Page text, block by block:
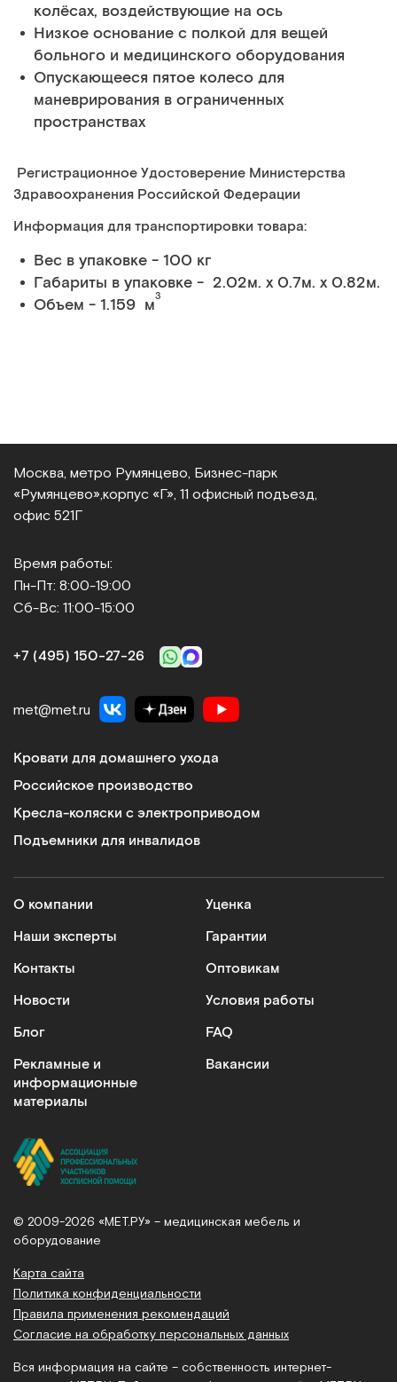
колёсах, воздействующие на ось
Низкое основание с полкой для вещей
больного и медицинского оборудования
Опускающееся пятое колесо для
маневрирования в ограниченных
пространствах
Регистрационное Удостоверение Министерства
Здравоохранения Российской Федерации
Информация для транспортировки товара:
Вес в упаковке - 100 кг
Габариты в упаковке - 2.02м. x 0.7м. x 0.82м.
Объем - 1.159 м3
Москва, метро Румянцево, Бизнес‑парк
«Румянцево», корпус «Г», 11 офисный подъезд,
офис 521Г
Время работы:
Пн-Пт: 8:00-19:00
Сб-Вс: 11:00-15:00
+7 (495) 150‑27‑26
met@met.ru
Кровати для домашнего ухода
Российское производство
Кресла-коляски с электроприводом
Подъемники для инвалидов
О компании
Наши эксперты
Контакты
Новости
Блог
Рекламные и
информационные
материалы
Уценка
Гарантии
Оптовикам
Условия работы
FAQ
Вакансии
© 2009-2026 «МЕТ.РУ» – медицинская мебель и
оборудование
Карта сайта
Политика конфиденциальности
Правила применения рекомендаций
Согласие на обработку персональных данных
Вся информация на сайте – собственность интернет-